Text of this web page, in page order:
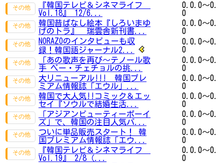
『韓国テレビ＆シネマライフ
Vol.18』 12/6...
0.0.0～0.
0
韓国昔ばなし絵本『しろいまゆ
げのトラ』 瑞雲舎新刊書...
0.0.0～0.
0
NORAZOのインタビューも収
録！韓国語ジャーナル2...
0.0.0～0.
0
「あの歌声を再び～テノール歌
手 ベー・チェチョルの挑...
0.0.0～0.
0
大リニューアル!!! 韓国プレ
ミアム情報誌「エウル」...
0.0.0～0.
0
韓国で大人気!!コミック＆エッ
セイ『ソウルで結婚生活...
0.0.0～0.
0
「アジアンビューティーボーイ
ズ」で、韓国の注目人気バ...
0.0.0～0.
0
ついに単品販売スタート！ 韓
国プレミアム情報誌「エウ...
0.0.0～0.
0
『韓国テレビ＆シネマライフ
Vol.19』 2/8（...
0.0.0～0.
0